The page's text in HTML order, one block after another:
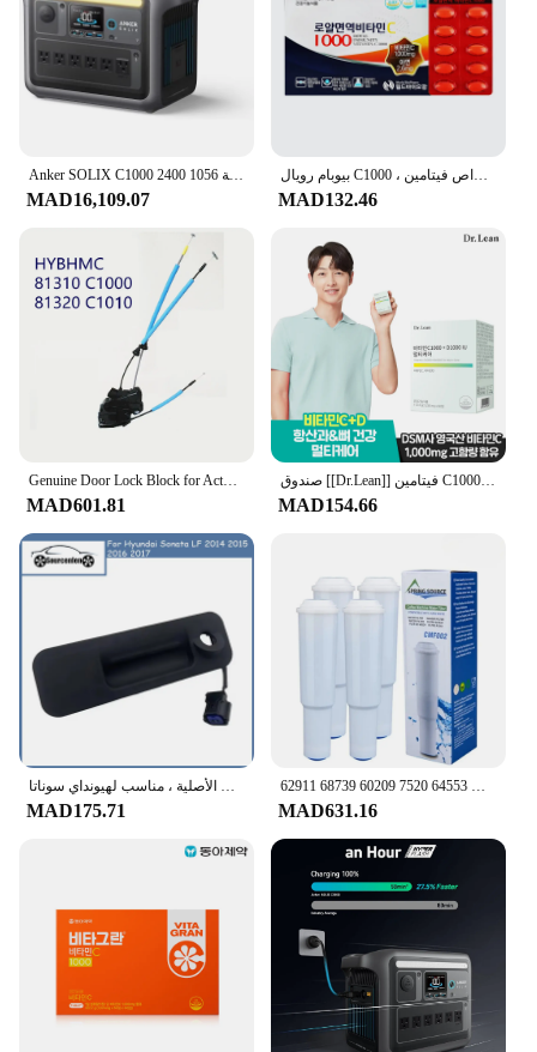
Anker SOLIX C1000 2400 واط محطة طاقة محمولة 1056wh بطارية مولد الطاقة الشمسية للمنزل انقطاع التيار الكهربائي التخييم في الهواء الطلق
MAD16,109.07
بيوبام رويال C1000 ، أقراص فيتامين * mg ، بيوبام صحي ، العالم
MAD132.46
Genuine Door Lock Block for Actuator For Sonata LF 2016 2017 2018 81310 C1000 81320 C1010
MAD601.81
صندوق [[Dr.Lean]] فيتامين C1000 + D1000 IU متعدد العناية x 1
MAD154.66
مقبض قفل بغطاء جذع من شركة تصنيع المعدات الأصلية ، مناسب لهيونداي سوناتا LF من من من من من ، من 81260C1000 C1000 81260-C1000
MAD175.71
استبدال فلاتر ماكينة القهوة لجورا كليريل الأبيض 64553 7520 60209 68739 62911 S7 S9 S7 C1000 C3000 E9 E5 E50 E55 E60 E65
MAD631.16